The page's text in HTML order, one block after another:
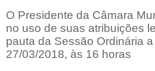
O Presidente da Câmara
no uso de suas atribuições
pauta da Sessão Ordinária
27/03/2018, às 16 horas